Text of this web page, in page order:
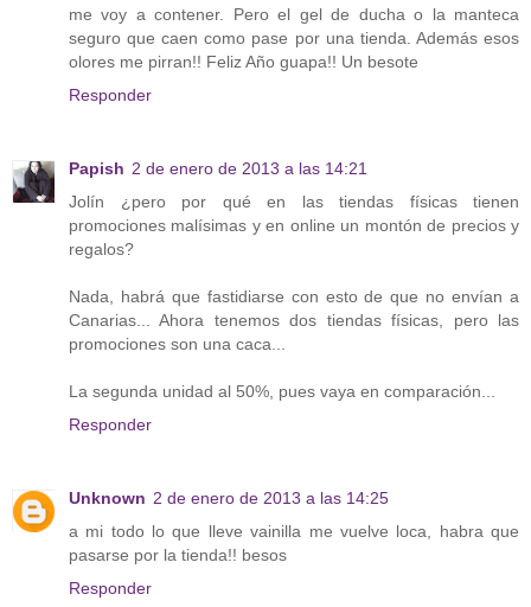
me voy a contener. Pero el gel de ducha o la manteca
seguro que caen como pase por una tienda. Además esos
olores me pirran!! Feliz Año guapa!! Un besote
Responder
Papish 2 de enero de 2013 a las 14:21
Jolín ¿pero por qué en las tiendas físicas tienen
promociones malísimas y en online un montón de precios y
regalos?
Nada, habrá que fastidiarse con esto de que no envían a
Canarias... Ahora tenemos dos tiendas físicas, pero las
promociones son una caca...
La segunda unidad al 50%, pues vaya en comparación...
Responder
Unknown 2 de enero de 2013 a las 14:25
a mi todo lo que lleve vainilla me vuelve loca, habra que
pasarse por la tienda!! besos
Responder